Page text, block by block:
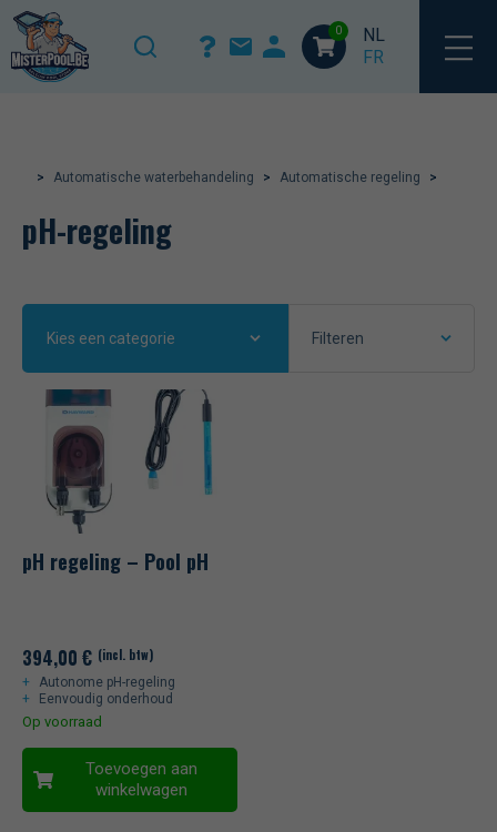
0
NL
FR
Home/
regeling/ pH-regeling
> Automatische waterbehandeling > Automatische regeling >
pH-regeling
Kies een categorie Filteren
pH regeling – Pool pH
394,00 € (incl. btw)
Autonome pH-regeling
Eenvoudig onderhoud
Op voorraad
Toevoegen aan
winkelwagen